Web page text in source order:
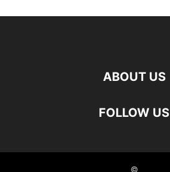
ABOUT US
FOLLOW US
©